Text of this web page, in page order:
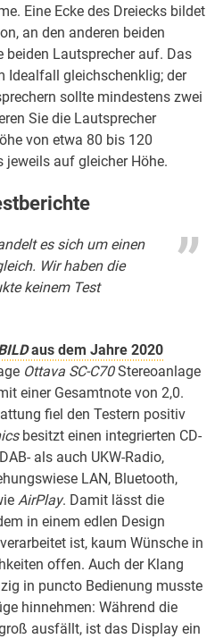
Eine Ecke des Dreiecks bildet
an den anderen beiden
beiden Lautsprecher auf. Das
Idealfall gleichschenklig; der
sollte mindestens zwei
Sie die Lautsprecher
von etwa 80 bis 120
auf gleicher Höhe.
es sich um einen
Wir haben die
keinem Test
aus dem Jahre 2020
Ottava SC-C70Stereoanlage
einer Gesamtnote von 2,0.
fiel den Testern positiv
besitzt einen integrierten CD-
als auch UKW-Radio,
LAN, Bluetooth,
AirPlay. Damit lässt die
in einem edlen Design
ist, kaum Wünsche in
offen. Auch der Klang
in puncto Bedienung musste
hinnehmen: Während die
ausfällt, ist das Display ein